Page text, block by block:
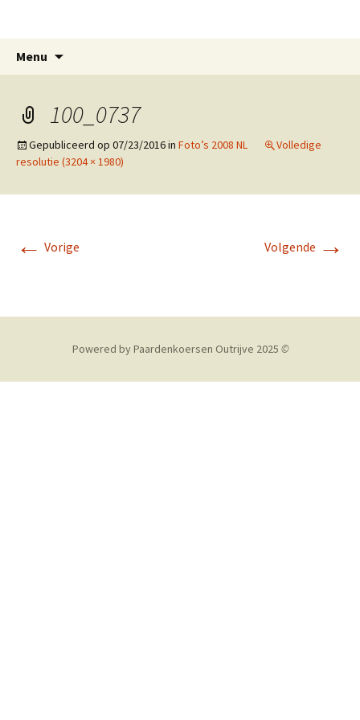
Menu
100_0737
Gepubliceerd op 07/23/2016in Foto’s 2008 NL
Volledige
resolutie (3204 × 1980)
← Vorige Volgende →
Powered by Paardenkoersen Outrijve 2025 ©